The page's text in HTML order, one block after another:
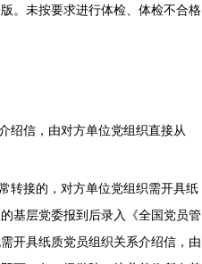
。未按要求进行体检、体检不合格
绍信，由对方单位党组织直接从
转接的，对方单位党组织需开具纸
基层党委报到后录入《全国党员管
开具纸质党员组织关系介绍信，由